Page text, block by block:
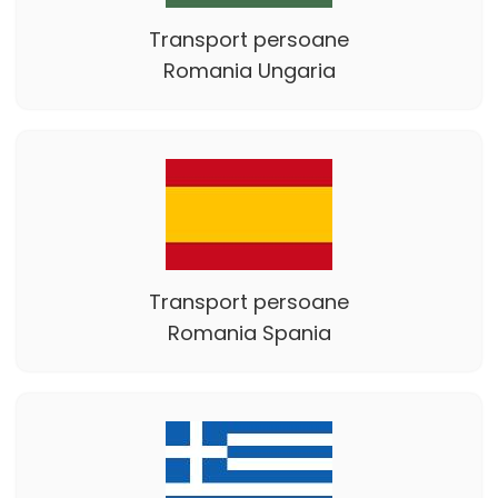
Transport persoane
Romania Ungaria
Transport persoane
Romania Spania